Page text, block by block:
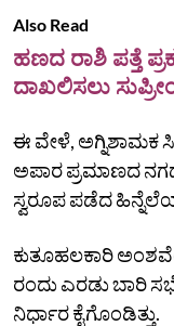
Also Read
ಹಣದ ರಾಶಿ ಪತ್ತೆ
ದಾಖಲಿಸಲು
ಈ ವೇಳೆ, ಅಗ್ನಿಶಾಮಕ
ಅಪಾರ ಪ್ರಮಾಣದ
ಸ್ವರೂಪ ಪಡೆದ
ಕುತೂಹಲಕಾರಿ
ರಂದು ಎರಡು ಬಾರಿ
ನಿರ್ಧಾರ ಕೈಗೊಂಡಿತ್ತು.